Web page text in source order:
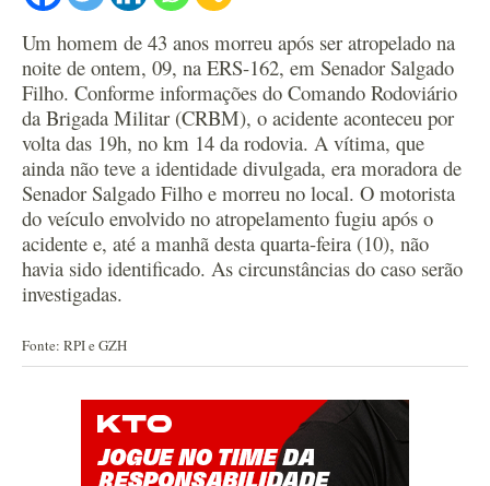
Um homem de 43 anos morreu após ser atropelado na
noite de ontem, 09, na ERS-162, em Senador Salgado
Filho. Conforme informações do Comando Rodoviário
da Brigada Militar (CRBM), o acidente aconteceu por
volta das 19h, no km 14 da rodovia. A vítima, que
ainda não teve a identidade divulgada, era moradora de
Senador Salgado Filho e morreu no local. O motorista
do veículo envolvido no atropelamento fugiu após o
acidente e, até a manhã desta quarta-feira (10), não
havia sido identificado. As circunstâncias do caso serão
investigadas.
Fonte: RPI e GZH